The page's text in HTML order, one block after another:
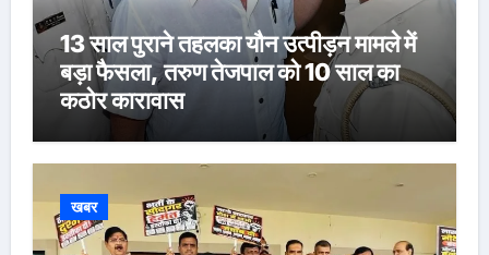
13 साल पुराने तहलका यौन उत्पीड़न मामले में
बड़ा फैसला, तरुण तेजपाल को 10 साल का
कठोर कारावास
खबर